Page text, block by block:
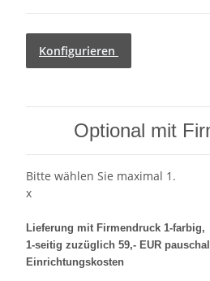
Konfigurieren
Optional mit
Bitte wählen Sie maximal 1.
x
Lieferung mit Firmendruck 1-farbig,
1-seitig zuzüglich 59,- EUR
Einrichtungskosten